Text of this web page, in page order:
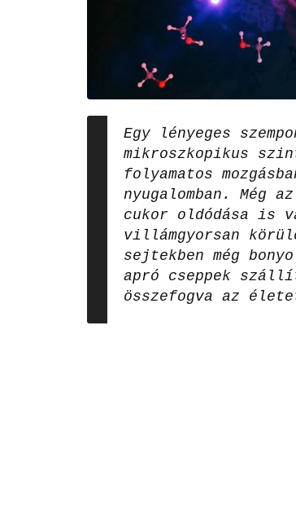
Egy lényeges
mikroszkopikus
folyamatos
nyugalomban. Még
cukor oldódása is
villámgyorsan
sejtekben még
apró cseppek
összefogva az